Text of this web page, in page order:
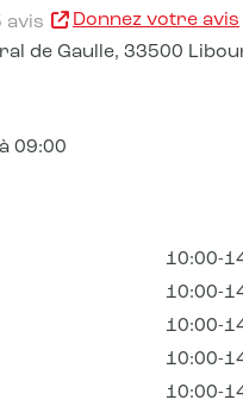
avis
Donnez votre avis
de Gaulle, 33500
09:00
10:00-
10:00-
10:00-
10:00-
10:00-